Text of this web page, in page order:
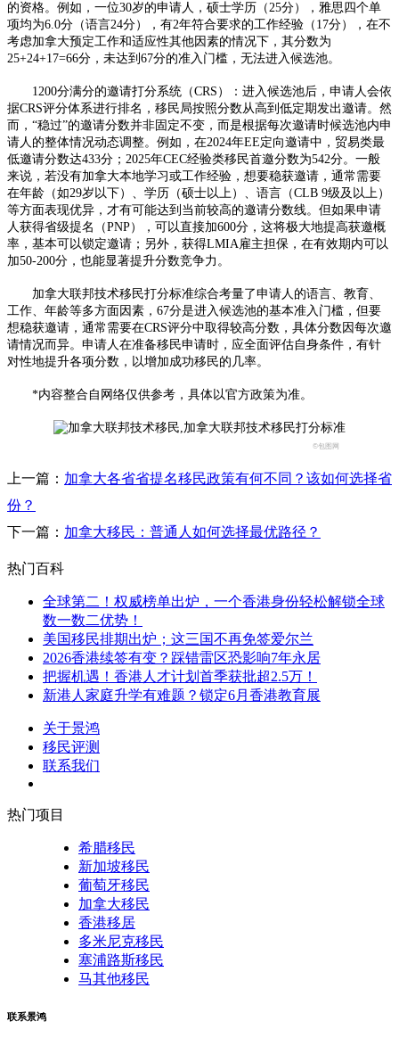
的资格。例如，一位30岁的申请人，硕士学历（25分），雅思四个单
项均为6.0分（语言24分），有2年符合要求的工作经验（17分），在不
考虑加拿大预定工作和适应性其他因素的情况下，其分数为
25+24+17=66分，未达到67分的准入门槛，无法进入候选池。​
1200分满分的邀请打分系统（CRS）：进入候选池后，申请人会依
据CRS评分体系进行排名，移民局按照分数从高到低定期发出邀请。然
而，“稳过”的邀请分数并非固定不变，而是根据每次邀请时候选池内申
请人的整体情况动态调整。例如，在2024年EE定向邀请中，贸易类最
低邀请分数达433分；2025年CEC经验类移民首邀分数为542分。一般
来说，若没有加拿大本地学习或工作经验，想要稳获邀请，通常需要
在年龄（如29岁以下）、学历（硕士以上）、语言（CLB 9级及以上）
等方面表现优异，才有可能达到当前较高的邀请分数线。但如果申请
人获得省级提名（PNP），可以直接加600分，这将极大地提高获邀概
率，基本可以锁定邀请；另外，获得LMIA雇主担保，在有效期内可以
加50-200分，也能显著提升分数竞争力。​
加拿大联邦技术移民打分标准综合考量了申请人的语言、教育、
工作、年龄等多方面因素，67分是进入候选池的基本准入门槛，但要
想稳获邀请，通常需要在CRS评分中取得较高分数，具体分数因每次邀
请情况而异。申请人在准备移民申请时，应全面评估自身条件，有针
对性地提升各项分数，以增加成功移民的几率。
*内容整合自网络仅供参考，具体以官方政策为准。
©包图网
上一篇： 加拿大各省省提名移民政策有何不同？该如何选择省
份？
下一篇： 加拿大移民：普通人如何选择最优路径？
热门百科
全球第二！权威榜单出炉，一个香港身份轻松解锁全球
数一数二优势！
美国移民排期出炉；这三国不再免签爱尔兰
2026香港续签有变？踩错雷区恐影响7年永居
把握机遇！香港人才计划首季获批超2.5万！
新港人家庭升学有难题？锁定6月香港教育展
关于景鸿
移民评测
联系我们
热门项目
希腊移民
新加坡移民
葡萄牙移民
加拿大移民
香港移居
多米尼克移民
塞浦路斯移民
马其他移民
联系景鸿